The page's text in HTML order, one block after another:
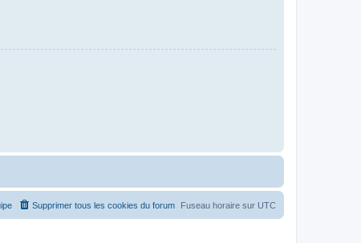
Fuseau horaire sur UTC
Supprimer tous les cookies du forum